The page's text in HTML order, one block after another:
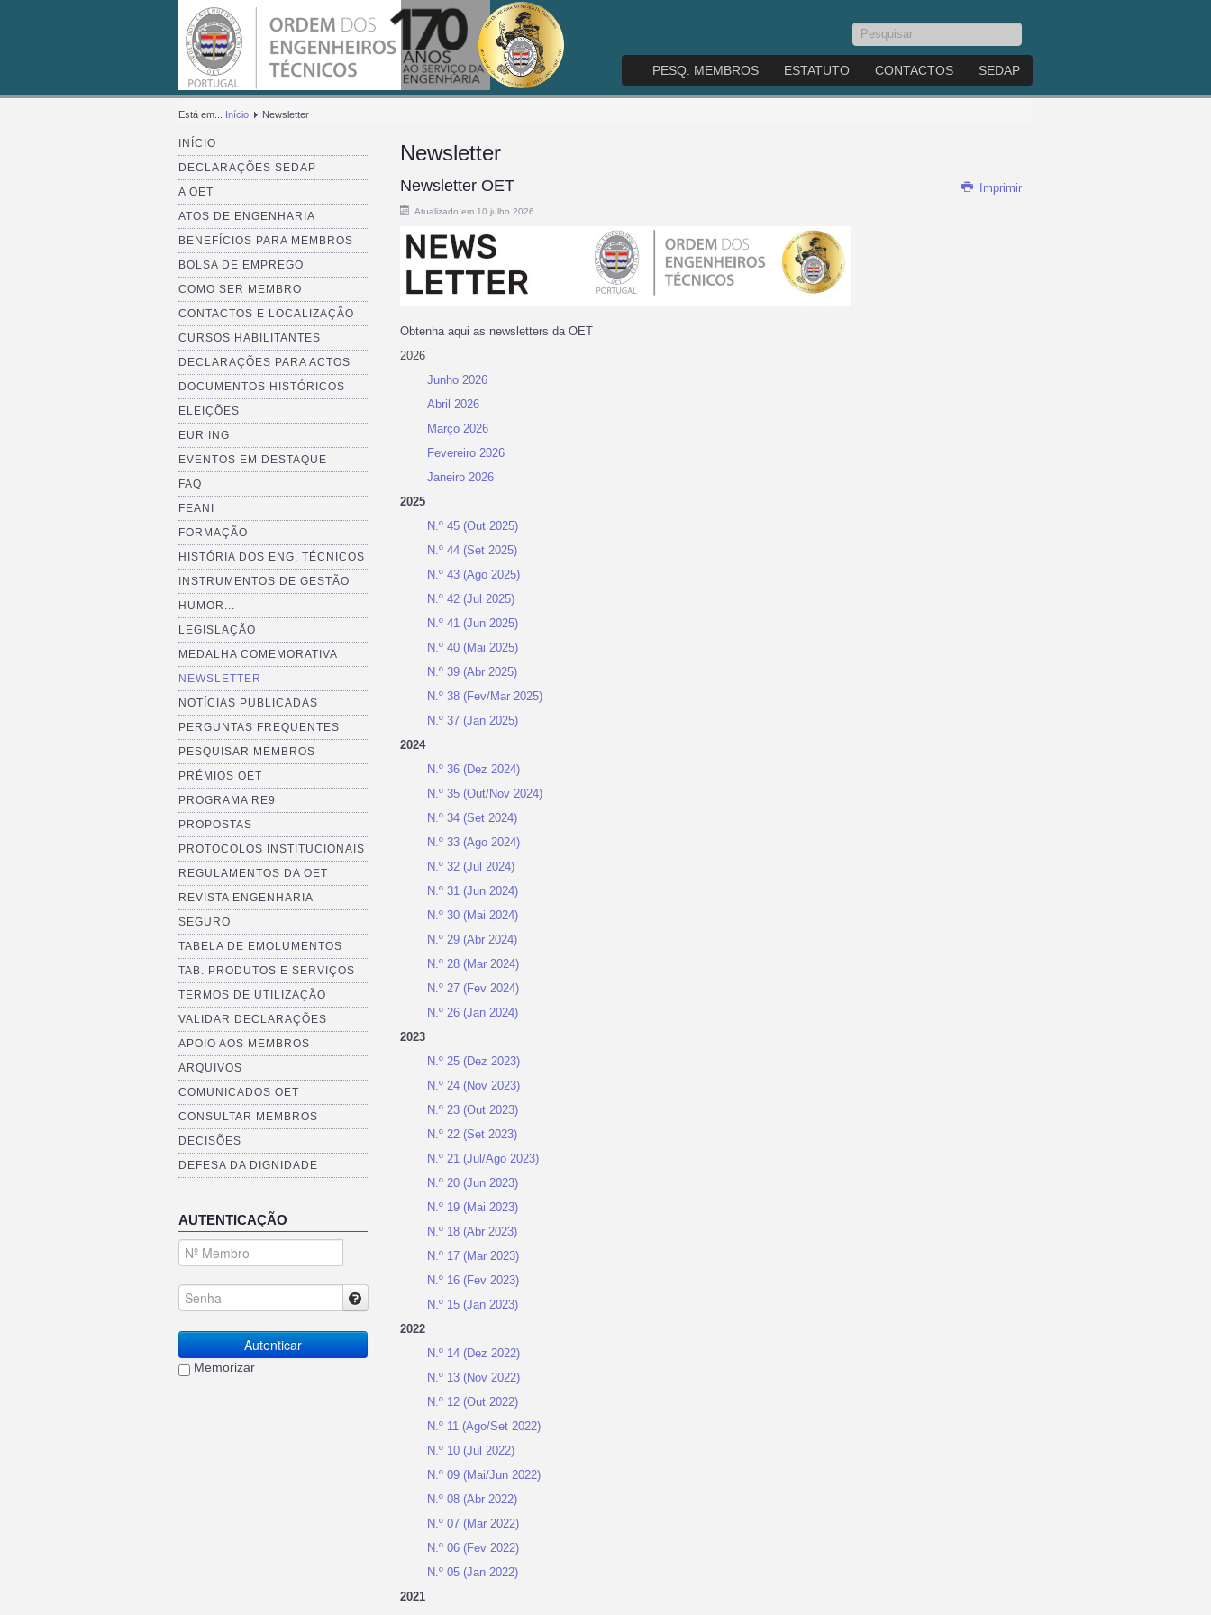
Pesquisar...
PESQ. MEMBROS ESTATUTO CONTACTOS SEDAP
Está em... Início Newsletter
INÍCIO
DECLARAÇÕES SEDAP
A OET
ATOS DE ENGENHARIA
BENEFÍCIOS PARA MEMBROS
BOLSA DE EMPREGO
COMO SER MEMBRO
CONTACTOS E LOCALIZAÇÃO
CURSOS HABILITANTES
DECLARAÇÕES PARA ACTOS
DOCUMENTOS HISTÓRICOS
ELEIÇÕES
EUR ING
EVENTOS EM DESTAQUE
FAQ
FEANI
FORMAÇÃO
HISTÓRIA DOS ENG. TÉCNICOS
INSTRUMENTOS DE GESTÃO
HUMOR...
LEGISLAÇÃO
MEDALHA COMEMORATIVA
NEWSLETTER
NOTÍCIAS PUBLICADAS
PERGUNTAS FREQUENTES
PESQUISAR MEMBROS
PRÉMIOS OET
PROGRAMA RE9
PROPOSTAS
PROTOCOLOS INSTITUCIONAIS
REGULAMENTOS DA OET
REVISTA ENGENHARIA
SEGURO
TABELA DE EMOLUMENTOS
TAB. PRODUTOS E SERVIÇOS
TERMOS DE UTILIZAÇÃO
VALIDAR DECLARAÇÕES
APOIO AOS MEMBROS
ARQUIVOS
COMUNICADOS OET
CONSULTAR MEMBROS
DECISÕES
DEFESA DA DIGNIDADE
AUTENTICAÇÃO
Autenticar
Memorizar
Newsletter
Imprimir
Newsletter OET
Atualizado em 10 julho 2026
Obtenha aqui as newsletters da OET
2026
Junho 2026
Abril 2026
Março 2026
Fevereiro 2026
Janeiro 2026
2025
N.º 45 (Out 2025)
N.º 44 (Set 2025)
N.º 43 (Ago 2025)
N.º 42 (Jul 2025)
N.º 41 (Jun 2025)
N.º 40 (Mai 2025)
N.º 39 (Abr 2025)
N.º 38 (Fev/Mar 2025)
N.º 37 (Jan 2025)
2024
N.º 36 (Dez 2024)
N.º 35 (Out/Nov 2024)
N.º 34 (Set 2024)
N.º 33 (Ago 2024)
N.º 32 (Jul 2024)
N.º 31 (Jun 2024)
N.º 30 (Mai 2024)
N.º 29 (Abr 2024)
N.º 28 (Mar 2024)
N.º 27 (Fev 2024)
N.º 26 (Jan 2024)
2023
N.º 25 (Dez 2023)
N.º 24 (Nov 2023)
N.º 23 (Out 2023)
N.º 22 (Set 2023)
N.º 21 (Jul/Ago 2023)
N.º 20 (Jun 2023)
N.º 19 (Mai 2023)
N.º 18 (Abr 2023)
N.º 17 (Mar 2023)
N.º 16 (Fev 2023)
N.º 15 (Jan 2023)
2022
N.º 14 (Dez 2022)
N.º 13 (Nov 2022)
N.º 12 (Out 2022)
N.º 11 (Ago/Set 2022)
N.º 10 (Jul 2022)
N.º 09 (Mai/Jun 2022)
N.º 08 (Abr 2022)
N.º 07 (Mar 2022)
N.º 06 (Fev 2022)
N.º 05 (Jan 2022)
2021